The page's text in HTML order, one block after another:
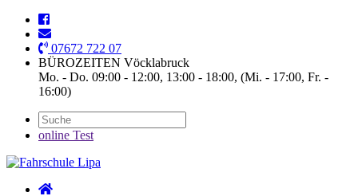
07672 722 07
BÜROZEITEN Vöcklabruck
Mo. - Do. 09:00 - 12:00, 13:00 - 18:00, (Mi. - 17:00, Fr. -
16:00)
online Test